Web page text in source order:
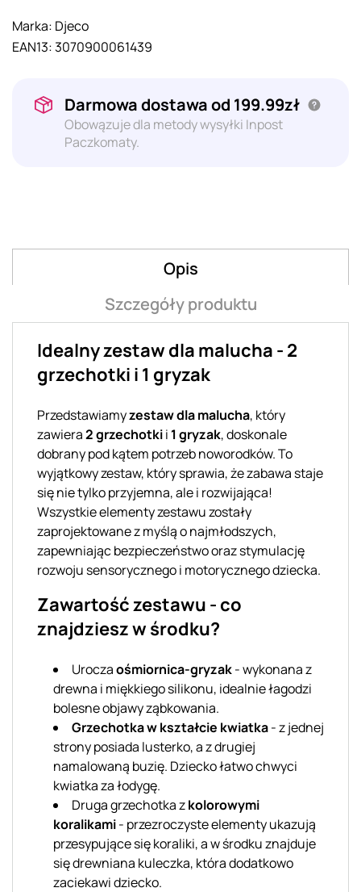
Marka: Djeco
EAN13:3070900061439
Darmowa dostawa od 199.99zł
Obowązuje dla metody wysyłki Inpost
Paczkomaty.
Opis
Szczegóły produktu
Idealny zestaw dla malucha - 2
grzechotki i 1 gryzak
Przedstawiamyzestaw dla malucha, który
zawiera2 grzechotkii 1 gryzak, doskonale
dobrany pod kątem potrzeb noworodków. To
wyjątkowy zestaw, który sprawia, że zabawa staje
się nie tylko przyjemna, ale i rozwijająca!
Wszystkie elementy zestawu zostały
zaprojektowane z myślą o najmłodszych,
zapewniając bezpieczeństwo oraz stymulację
rozwoju sensorycznego i motorycznego dziecka.
Zawartość zestawu - co
znajdziesz w środku?
Uroczaośmiornica-gryzak- wykonana z
drewna i miękkiego silikonu, idealnie łagodzi
bolesne objawy ząbkowania.
Grzechotka w kształcie kwiatka- z jednej
strony posiada lusterko, a z drugiej
namalowaną buzię. Dziecko łatwo chwyci
kwiatka za łodygę.
Druga grzechotka zkolorowymi
koralikami- przezroczyste elementy ukazują
przesypujące się koraliki, a w środku znajduje
się drewniana kuleczka, która dodatkowo
zaciekawi dziecko.